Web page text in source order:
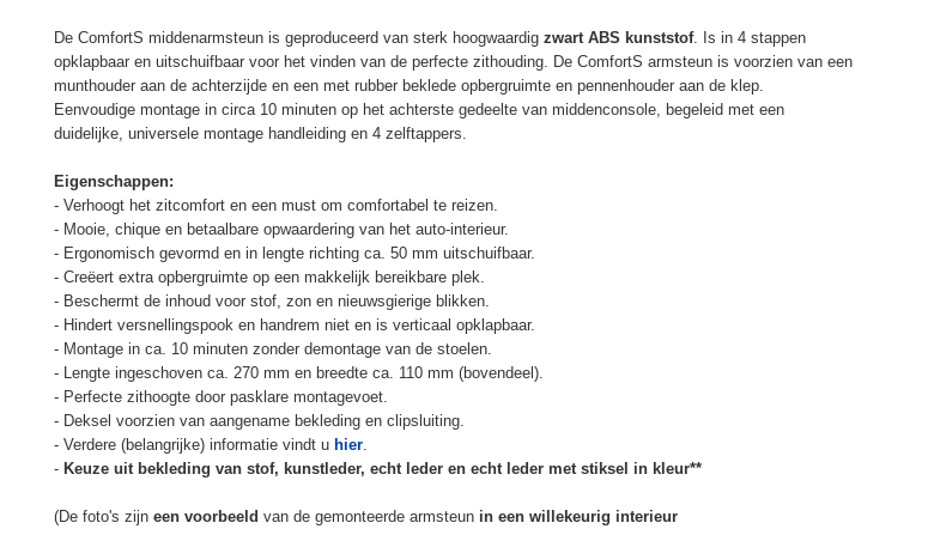
De ComfortS middenarmsteun is geproduceerd van sterk hoogwaardig zwart ABS kunststof. Is in 4 stappen
opklapbaar en uitschuifbaar voor het vinden van de perfecte zithouding. De ComfortS armsteun is voorzien van een
munthouder aan de achterzijde en een met rubber beklede opbergruimte en pennenhouder aan de klep.
Eenvoudige montage in circa 10 minuten op het achterste gedeelte van middenconsole, begeleid met een
duidelijke, universele montage handleiding en 4 zelftappers.
Eigenschappen:
- Verhoogt het zitcomfort en een must om comfortabel te reizen.
- Mooie, chique en betaalbare opwaardering van het auto-interieur.
- Ergonomisch gevormd en in lengte richting ca. 50 mm uitschuifbaar.
- Creëert extra opbergruimte op een makkelijk bereikbare plek.
- Beschermt de inhoud voor stof, zon en nieuwsgierige blikken.
- Hindert versnellingspook en handrem niet en is verticaal opklapbaar.
- Montage in ca. 10 minuten zonder demontage van de stoelen.
- Lengte ingeschoven ca. 270 mm en breedte ca. 110 mm (bovendeel).
- Perfecte zithoogte door pasklare montagevoet.
- Deksel voorzien van aangename bekleding en clipsluiting.
- Verdere (belangrijke) informatie vindt u hier.
- Keuze uit bekleding van stof, kunstleder, echt leder en echt leder met stiksel in kleur**
(De foto's zijn een voorbeeld van de gemonteerde armsteun in een willekeurig interieur